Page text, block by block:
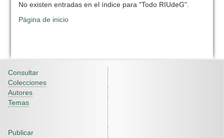
No existen entradas en el índice para "Todo RIUdeG".
Página de inicio
Consultar
Colecciones
Autores
Temas
Publicar